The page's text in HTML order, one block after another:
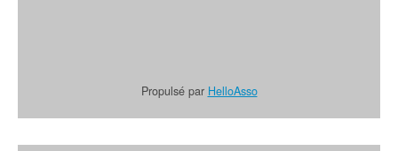
Propulsé par HelloAsso